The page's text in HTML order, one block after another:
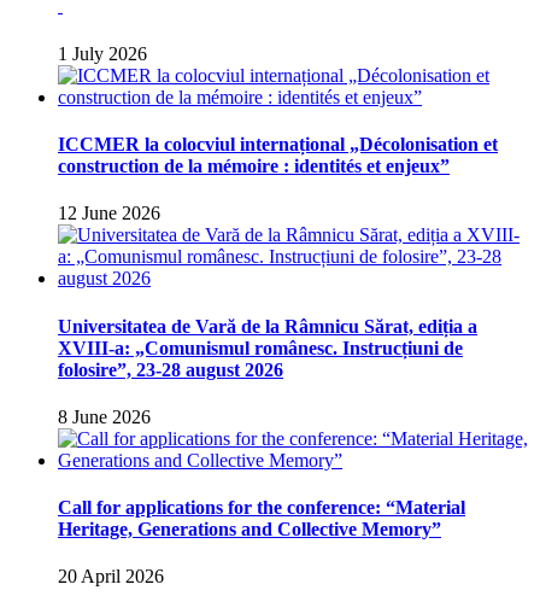
1 July 2026
ICCMER la colocviul internațional „Décolonisation et
construction de la mémoire : identités et enjeux”
12 June 2026
Universitatea de Vară de la Râmnicu Sărat, ediția a
XVIII-a: „Comunismul românesc. Instrucțiuni de
folosire”, 23-28 august 2026
8 June 2026
Call for applications for the conference: “Material
Heritage, Generations and Collective Memory”
20 April 2026